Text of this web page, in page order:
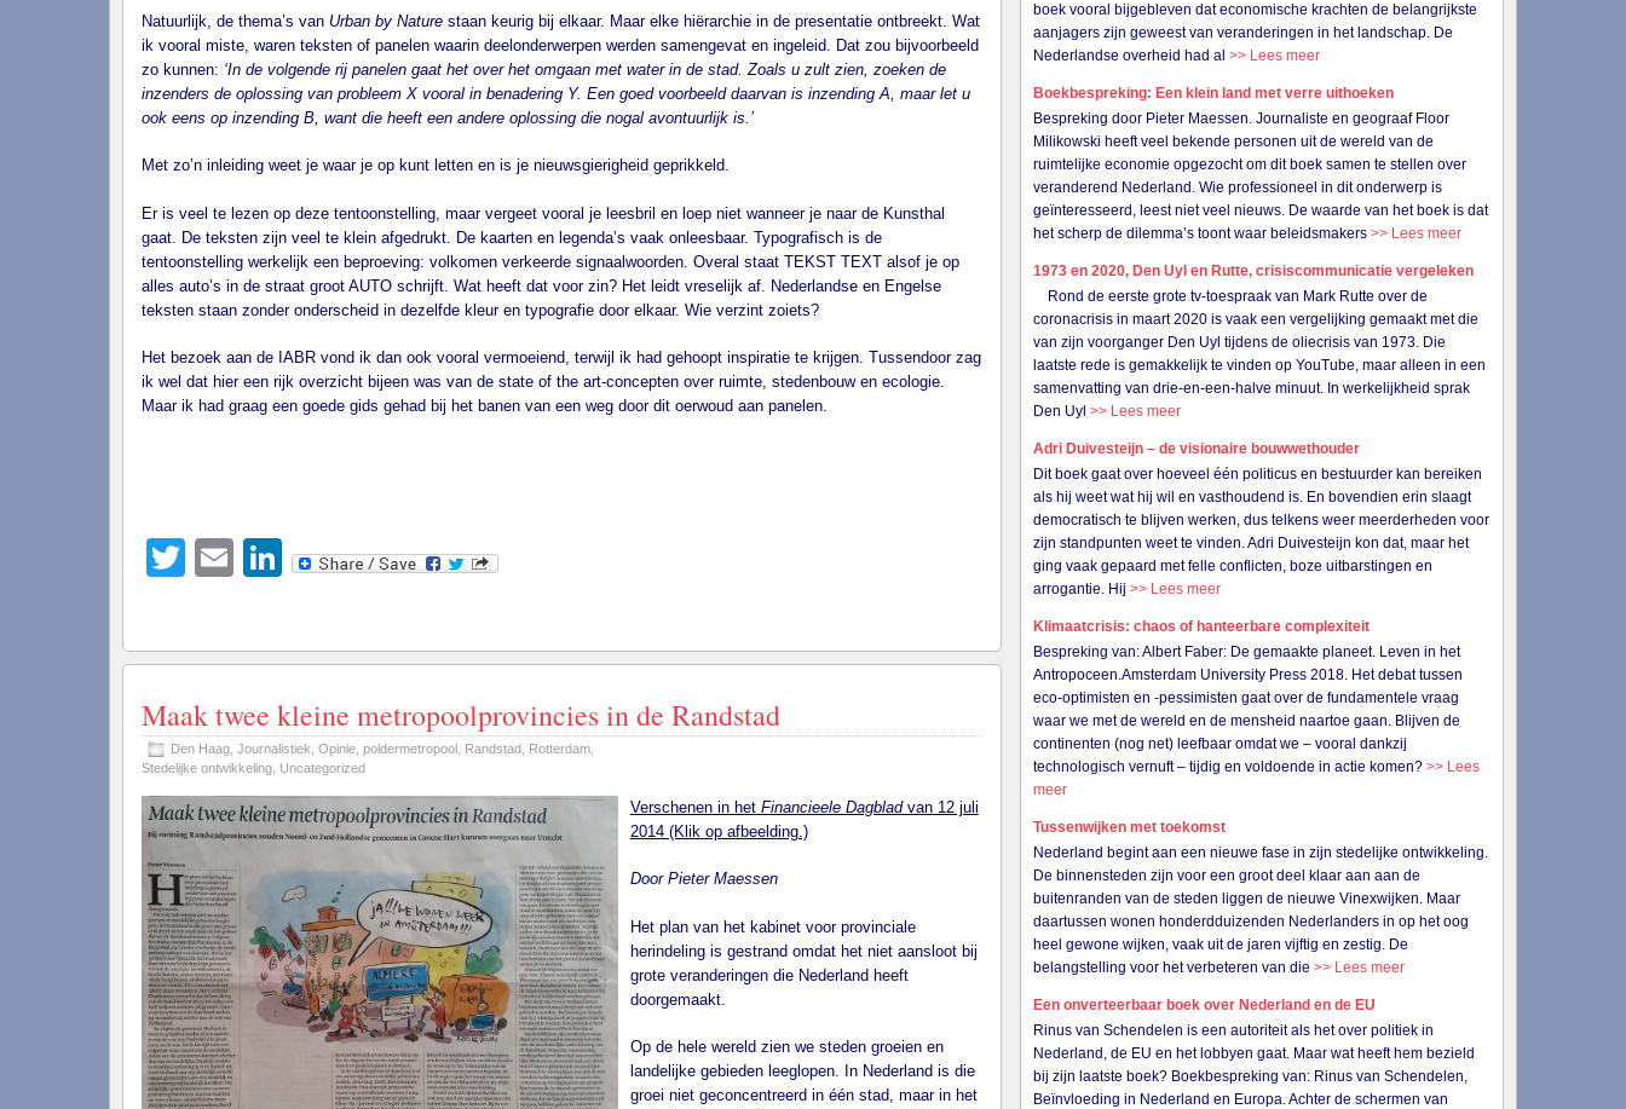
Natuurlijk, de thema’s van Urban by Naturestaan keurig bij elkaar. Maar elke hiërarchie in de presentatie ontbreekt. Wat
ik vooral miste, waren teksten of panelen waarin deelonderwerpen werden samengevat en ingeleid. Dat zou bijvoorbeeld
zo kunnen: ‘In de volgende rij panelen gaat het over het omgaan met water in de stad. Zoals u zult zien, zoeken de
inzenders de oplossing van probleem X vooral in benadering Y. Een goed voorbeeld daarvan is inzending A, maar let u
ook eens op inzending B, want die heeft een andere oplossing die nogal avontuurlijk is.’
Met zo’n inleiding weet je waar je op kunt letten en is je nieuwsgierigheid geprikkeld.
Er is veel te lezen op deze tentoonstelling, maar vergeet vooral je leesbril en loep niet wanneer je naar de Kunsthal
gaat. De teksten zijn veel te klein afgedrukt. De kaarten en legenda’s vaak onleesbaar. Typografisch is de
tentoonstelling werkelijk een beproeving: volkomen verkeerde signaalwoorden. Overal staat TEKST TEXT alsof je op
alles auto’s in de straat groot AUTO schrijft. Wat heeft dat voor zin? Het leidt vreselijk af. Nederlandse en Engelse
teksten staan zonder onderscheid in dezelfde kleur en typografie door elkaar. Wie verzint zoiets?
Het bezoek aan de IABR vond ik dan ook vooral vermoeiend, terwijl ik had gehoopt inspiratie te krijgen. Tussendoor zag
ik wel dat hier een rijk overzicht bijeen was van de state of the art-concepten over ruimte, stedenbouw en ecologie.
Maar ik had graag een goede gids gehad bij het banen van een weg door dit oerwoud aan panelen.
Twitter
EmailLinkedIn
Maak twee kleine metropoolprovincies in de Randstad
Den Haag, Journalistiek Opinie, poldermetropool, Randstad, Rotterdam,
Stedelijke ontwikkeling, Uncategorized
Verschenen in hetFinancieele Dagbladvan 12 juli
2014 (Klik op afbeelding.)
Door Pieter Maessen
Het plan van het kabinet voor provinciale
herindeling is gestrand omdat het niet aansloot bij
grote veranderingen die Nederland heeft
doorgemaakt.
Op de hele wereld zien we steden groeien en
landelijke gebieden leeglopen. In Nederland is die
groei niet geconcentreerd in één stad, maar in het
boek vooral bijgebleven dat economische krachten de belangrijkste
aanjagers zijn geweest van veranderingen in het landschap. De
Nederlandse overheid had al>> Lees meer
Boekbespreking: Een klein land met verre uithoeken
Bespreking door Pieter Maessen. Journaliste en geograaf Floor
Milikowski heeft veel bekende personen uit de wereld van de
ruimtelijke economie opgezocht om dit boek samen te stellen over
veranderend Nederland. Wie professioneel in dit onderwerp is
geïnteresseerd, leest niet veel nieuws. De waarde van het boek is dat
het scherp de dilemma’s toont waar beleidsmakers>> Lees meer
1973 en 2020, Den Uyl en Rutte, crisiscommunicatie vergeleken
Rond de eerste grote tv-toespraak van Mark Rutte over de
coronacrisis in maart 2020 is vaak een vergelijking gemaakt met die
van zijn voorganger Den Uyl tijdens de oliecrisis van 1973. Die
laatste rede is gemakkelijk te vinden op YouTube, maar alleen in een
samenvatting van drie-en-een-halve minuut. In werkelijkheid sprak
Den Uyl>> Lees meer
Adri Duivesteijn – de visionaire bouwwethouder
Dit boek gaat over hoeveel één politicus en bestuurder kan bereiken
als hij weet wat hij wil en vasthoudend is. En bovendien erin slaagt
democratisch te blijven werken, dus telkens weer meerderheden voor
zijn standpunten weet te vinden. Adri Duivesteijn kon dat, maar het
ging vaak gepaard met felle conflicten, boze uitbarstingen en
arrogantie. Hij>> Lees meer
Klimaatcrisis: chaos of hanteerbare complexiteit
Bespreking van: Albert Faber: De gemaakte planeet. Leven in het
Antropoceen.Amsterdam University Press 2018. Het debat tussen
eco-optimisten en -pessimisten gaat over de fundamentele vraag
waar we met de wereld en de mensheid naartoe gaan. Blijven de
continenten (nog net) leefbaar omdat we – vooral dankzij
technologisch vernuft – tijdig en voldoende in actie komen?>> Lees
meer
Tussenwijken met toekomst
Nederland begint aan een nieuwe fase in zijn stedelijke ontwikkeling.
De binnensteden zijn voor een groot deel klaar aan aan de
buitenranden van de steden liggen de nieuwe Vinexwijken. Maar
daartussen wonen honderdduizenden Nederlanders in op het oog
heel gewone wijken, vaak uit de jaren vijftig en zestig. De
belangstelling voor het verbeteren van die>> Lees meer
Een onverteerbaar boek over Nederland en de EU
Rinus van Schendelen is een autoriteit als het over politiek in
Nederland, de EU en het lobbyen gaat. Maar wat heeft hem bezield
bij zijn laatste boek? Boekbespreking van: Rinus van Schendelen,
Beïnvloeding in Nederland en Europa. Achter de schermen van